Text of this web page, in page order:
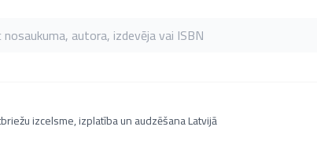
nosaukuma, autora, izdevēja vai ISBN
izcelsme, izplatība un audzēšana Latvijā